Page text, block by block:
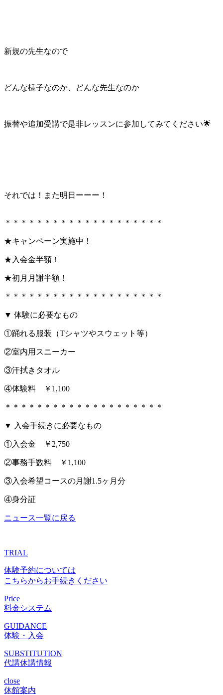
新規の先生なので
どんな様子なのか、どんな先生なのか
振替や追加受講で是非レッスンに参加してみてください🌟
それでは！また明日ーーー！
＊＊＊＊＊＊＊＊＊＊＊＊＊＊＊＊＊＊＊＊
★キャンペーン実施中！
★入会金半額！
★初月月謝半額！
＊＊＊＊＊＊＊＊＊＊＊＊＊＊＊＊＊＊＊＊
▼ 体験に必要なもの
①踊れる服装（Tシャツやスウェット等）
②室内用スニーカー
③汗拭きタオル
④体験料 ￥1,100
＊＊＊＊＊＊＊＊＊＊＊＊＊＊＊＊＊＊＊＊
▼ 入会手続きに必要なもの
①入会金 ￥2,750
②事務手数料 ￥1,100
③入会希望コースの月謝1.5ヶ月分
④身分証
ニュース一覧に戻る
TRIAL
体験予約については
こちらからお手続きください
Price
料金システム
GUIDANCE
体験・入会
SUBSTITUTION
代講休講情報
close
休館案内